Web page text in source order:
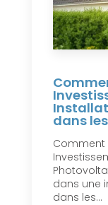
dans
Comment
dans une
dans les...